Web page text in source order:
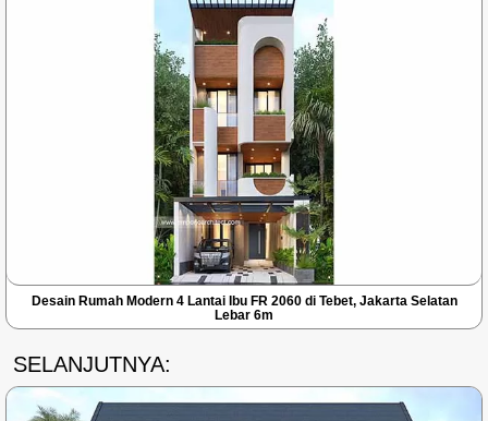
Desain Rumah Modern 4 Lantai Ibu FR 2060 di Tebet, Jakarta Selatan
Lebar 6m
SELANJUTNYA: